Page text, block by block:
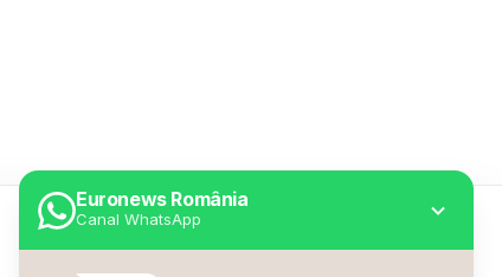
Euronews România
Canal WhatsApp